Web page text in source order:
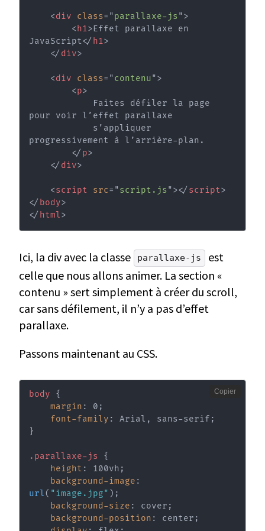
<div class= "parallaxe-js ">
< h1>Effet parallaxe en
JavaScript</ h1>
</ div>
<div class= "contenu">
<p>
pour voir l’effet parallaxe
progressivement à l’arrière-plan.
</ p>
</ div>
<script src= "script.js "></ script>
</ body>
</ html>
Ici, la div avec la classe parallaxe-js
est
celle que nous allons animer. La section «
contenu » sert simplement à créer du scroll,
car sans défilement, il n’y a pas d’effet
parallaxe.
Passons maintenant au CSS.
body
{
margin : 0 ;
font-family : Arial , sans-serif ;
}
.parallaxe-js
{
height : 100vh ;
background-image :
url( "image.jpg" ) ;
background-size : cover ;
background-position : center ;
Copier